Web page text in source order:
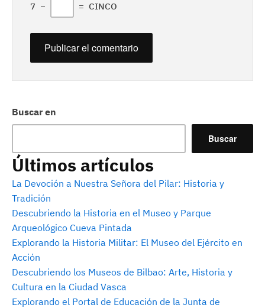
Buscar en
Buscar
Últimos artículos
La Devoción a Nuestra Señora del Pilar: Historia y
Tradición
Descubriendo la Historia en el Museo y Parque
Arqueológico Cueva Pintada
Explorando la Historia Militar: El Museo del Ejército en
Acción
Descubriendo los Museos de Bilbao: Arte, Historia y
Cultura en la Ciudad Vasca
Explorando el Portal de Educación de la Junta de
7 − = CINCO